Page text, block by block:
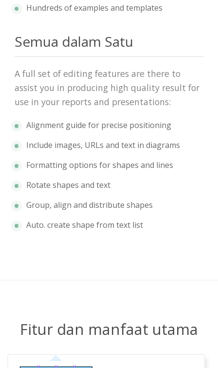
Hundreds of examples and templates
Semua dalam Satu
A full set of editing features are there to
assist you in producing high quality result for
use in your reports and presentations:
Alignment guide for precise positioning
Include images, URLs and text in diagrams
Formatting options for shapes and lines
Rotate shapes and text
Group, align and distribute shapes
Auto. create shape from text list
Fitur dan manfaat utama